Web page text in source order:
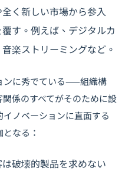
く新しい市場から参入
す。例えば、デジタルカ
楽ストリーミングなど。
ンに秀でている——組織構
係のすべてがそのために設
ノベーションに直面する
なる：
は破壊的製品を求めない